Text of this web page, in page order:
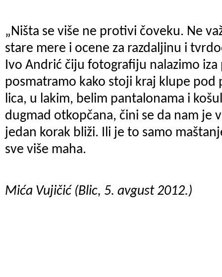
„Ništa se više ne protivi čoveku. Ne
stare mere i ocene za razdaljinu i
Ivo Andrić čiju fotografiju nalazimo iza
posmatramo kako stoji kraj klupe pod
lica, u lakim, belim pantalonama i
dugmad otkopčana, čini se da nam je
jedan korak bliži. Ili je to samo
sve više maha.
Mića Vujičić (Blic, 5. avgust 2012.)